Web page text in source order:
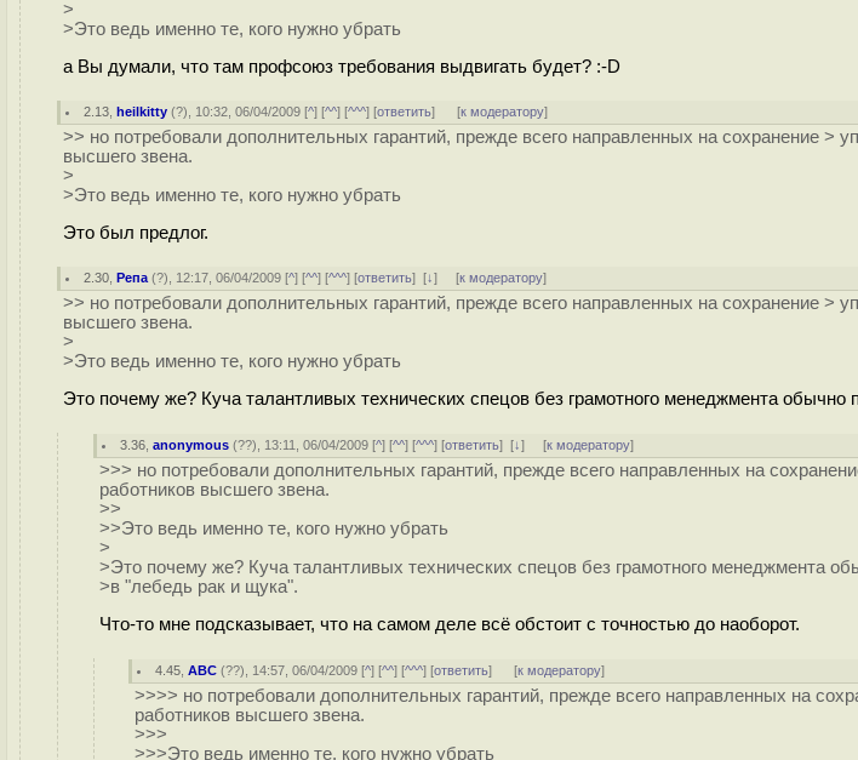
>
>Это ведь именно те, кого нужно убрать
а Вы думали, что там профсоюз требования выдвигать будет? :-D
2.13 ,heilkitty (?), 10:32, 06/04/2009 [^] [^^] [^^^] [ответить] [к модератору]
>> но потребовали дополнительных гарантий, прежде всего направленных на сохранение >
высшего звена.
>
>Это ведь именно те, кого нужно убрать
Это был предлог.
2.30 ,Репа (?), 12:17, 06/04/2009 [^] [^^] [^^^] [ответить][↓] [к модератору]
>> но потребовали дополнительных гарантий, прежде всего направленных на сохранение >
высшего звена.
>
>Это ведь именно те, кого нужно убрать
Это почему же? Куча талантливых технических спецов без грамотного менеджмента обычно
3.36 ,anonymous (??), 13:11, 06/04/2009 [^] [^^] [^^^] [ответить][↓] [к модератору]
>>> но потребовали дополнительных гарантий, прежде всего направленных на
работников высшего звена.
>>
>>Это ведь именно те, кого нужно убрать
>
>Это почему же? Куча талантливых технических спецов без грамотного менеджмента
>в "лебедь рак и щука".
Что-то мне подсказывает, что на самом деле всё обстоит с точностью до наоборот.
4.45 ,ABC (??), 14:57, 06/04/2009 [^] [^^] [^^^] [ответить] [к модератору]
>>>> но потребовали дополнительных гарантий, прежде всего направленных на
работников высшего звена.
>>>
>>>Это ведь именно те, кого нужно убрать